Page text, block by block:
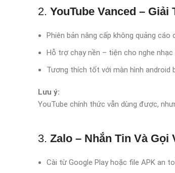
2. YouTube Vanced –
Phiên bản nâng cấp không quảng cáo
Hỗ trợ chạy nền – tiện cho nghe nhạc
Tương thích tốt với màn hình android
Lưu ý:
YouTube chính thức vẫn dùng được,
3. Zalo – Nhắn Tin Và Gọi
Cài từ Google Play hoặc file APK an